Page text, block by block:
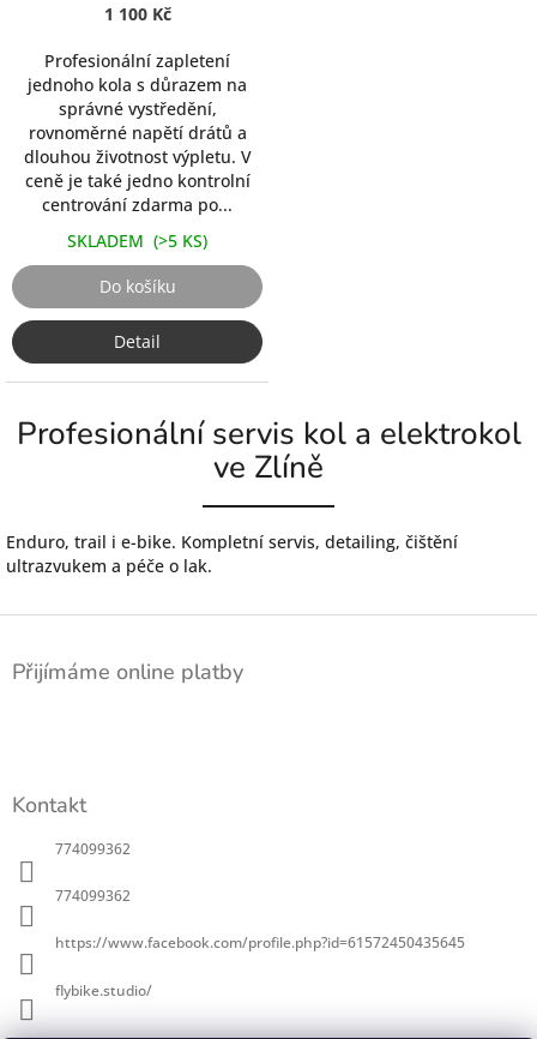
je
z
5
hvězdiček.
1 100 Kč
Profesionální zapletení
jednoho kola s důrazem na
správné vystředění,
rovnoměrné napětí drátů a
dlouhou životnost výpletu. V
ceně je také jedno kontrolní
centrování zdarma po...
SKLADEM (>5 KS)
Do košíku
Detail
Profesionální servis kol a elektrokol
ve Zlíně
Enduro, trail i e-bike. Kompletní servis, detailing, čištění
ultrazvukem a péče o lak.
Z
Přijímáme online platby
Kontakt
774099362
774099362
https://www.facebook.com/profile.php?id=61572450435645
flybike.studio/